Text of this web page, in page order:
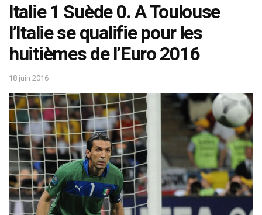
Italie 1 Suède 0. A Toulouse
l’Italie se qualifie pour les
huitièmes de l’Euro 2016
18 juin 2016